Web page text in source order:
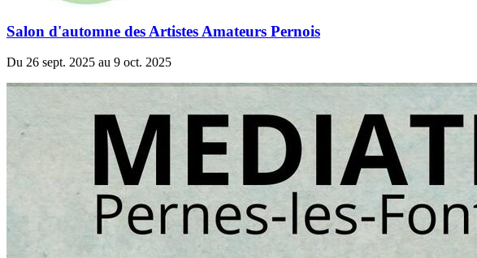
Salon d'automne des Artistes Amateurs Pernois
Du 26 sept. 2025 au 9 oct. 2025